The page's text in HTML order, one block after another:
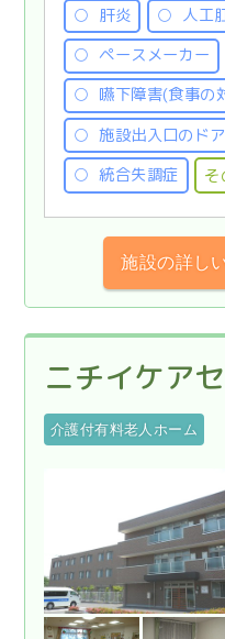
肝炎 人工
ペースメーカー
嚥下障害(食事の
施設出入口のド
統合失調症
そ
施設の詳し
ニチイケア
介護付有料老人ホーム